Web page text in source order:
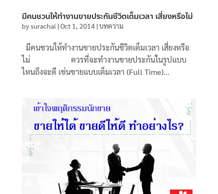
มีคนชวนให้ทำงานขายประกันชีวิตเต็มเวลา เสี่ยงหรือไม่
bysurachai |Oct 1, 2014|บทความ
มีคนชวนให้ทำงานขายประกันชีวิตเต็มเวลา เสี่ยงหรือ
ไม่ ควรที่จะทำงานขายประกันในรูปแบบ
ไหนถึงจะดี เช่นขายแบบเต็มเวลา (Full Time)...